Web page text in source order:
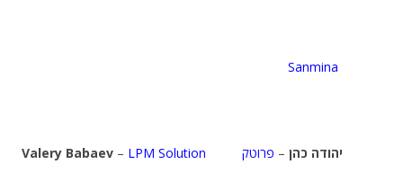
Sanmina
Valery Babaev – LPM Solution יהודה כהן – פרוטק